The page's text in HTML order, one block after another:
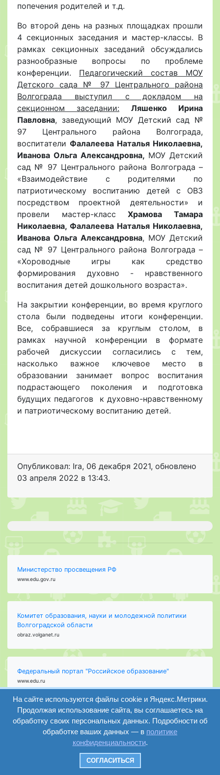
попечения родителей и т.д.
Во второй день на разных площадках прошли
4 секционных заседания и мастер-классы. В
рамках секционных заседаний обсуждались
разнообразные вопросы по проблеме
конференции. Педагогический состав МОУ
Детского сада № 97 Центрального района
Волгограда выступил с докладом на
секционном заседании:
Ляшенко Ирина
Павловна, заведующий МОУ Детский сад №
97 Центрального района Волгограда,
воспитатели Фалалеева Наталья Николаевна,
Иванова Ольга Александровна, МОУ Детский
сад № 97 Центрального района Волгограда –
«Взаимодействие с родителями по
патриотическому воспитанию детей с ОВЗ
посредством проектной деятельности» и
провели мастер-классХрамова Тамара
Николаевна, Фалалеева Наталья Николаевна,
Иванова Ольга Александровна, МОУ Детский
сад № 97 Центрального района Волгограда –
«Хороводные игры как средство
формирования духовно - нравственного
воспитания детей дошкольного возраста».
На закрытии конференции, во время круглого
стола были подведены итоги конференции.
Все, собравшиеся за круглым столом, в
рамках научной конференции в формате
рабочей дискуссии согласились с тем,
насколько важное ключевое место в
образовании занимает вопрос воспитания
подрастающего поколения и подготовка
будущих педагогов к духовно-нравственному
и патриотическому воспитанию детей.
Опубликовал: Ira, 06 декабря 2021, обновлено
03 апреля 2022 в 13:43.
Министерство просвещения РФ
www.edu.gov.ru
Комитет образования, науки и молодежной политики
Волгоградской области
obraz.volganet.ru
Федеральный портал "Российское образование"
www.edu.ru
Единая коллекция цифровых образовательных ресурсов
Министерство науки и высшего образования Российской
На сайте используются файлы cookie и Яндекс.Метрики.
Продолжая использование сайта, вы соглашаетесь на
обработку своих персональных данных. Подробности об
обработке ваших данных — в политике
конфиденциальности.
СОГЛАСИТЬСЯ